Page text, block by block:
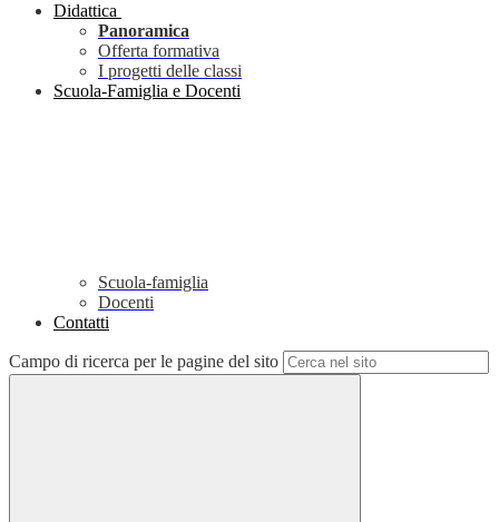
Didattica
Panoramica
Offerta formativa
I progetti delle classi
Scuola-Famiglia e Docenti
Scuola-famiglia
Docenti
Contatti
Campo di ricerca per le pagine del sito